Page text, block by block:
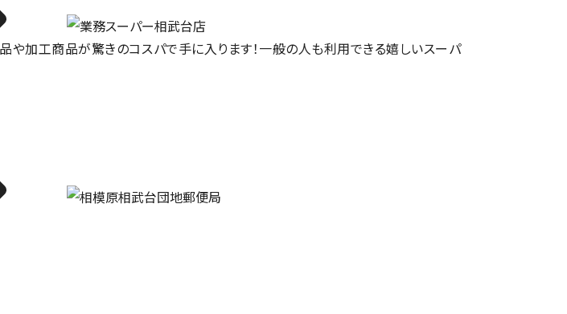
加工商品が驚きのコスパで手に入ります！一般の人も利用できる嬉しいスーパ